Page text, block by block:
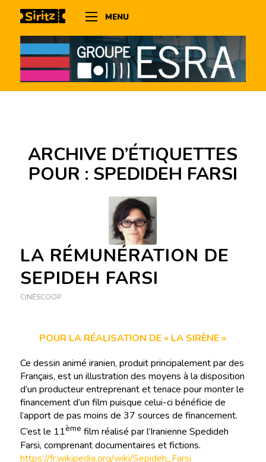
MENU
ARCHIVE D’ÉTIQUETTES
POUR : SPEDIDEH FARSI
LA RÉMUNÉRATION DE
SEPIDEH FARSI
CINÉSCOOP
POUR LA RÉALISATION DE « LA SIRÈNE »
Ce dessin animé iranien, produit principalement par des
Français, est un illustration des moyens à la disposition
d’un producteur entreprenant et tenace pour monter le
financement d’un film puisque celui-ci bénéficie de
l’apport de pas moins de 37 sources de financement.
C’est le 11ème film réalisé par l’Iranienne Spedideh
Farsi, comprenant documentaires et fictions.
https://fr.wikipedia.org/wiki/Sepideh_Farsi